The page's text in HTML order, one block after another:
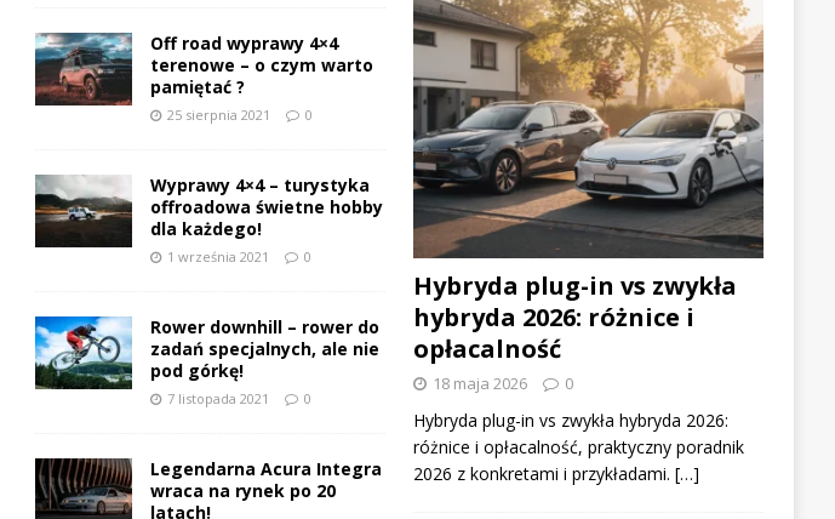
Off road wyprawy 4×4
terenowe – o czym warto
pamiętać ?
25 sierpnia 2021 0
Wyprawy 4×4 – turystyka
offroadowa świetne hobby
dla każdego!
1 września 2021 0
Rower downhill – rower do
zadań specjalnych, ale nie
pod górkę!
7 listopada 2021 0
Legendarna Acura Integra
wraca na rynek po 20
latach!
Hybryda plug-in vs zwykła
hybryda 2026: różnice i
opłacalność
18 maja 2026 0
Hybryda plug-in vs zwykła hybryda 2026:
różnice i opłacalność, praktyczny poradnik
2026 z konkretami i przykładami. […]